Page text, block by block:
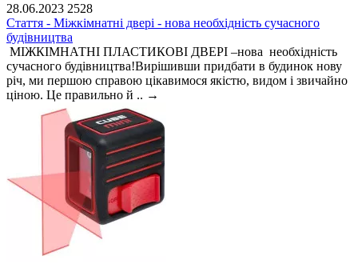
28.06.2023 2528
Стаття - Міжкімнатні двері - нова необхідність сучасного
будівництва
МІЖКІМНАТНІ ПЛАСТИКОВІ ДВЕРІ –нова необхідність
сучасного будівництва!Вирішивши придбати в будинок нову
річ, ми першою справою цікавимося якістю, видом і звичайно
ціною. Це правильно й .. →